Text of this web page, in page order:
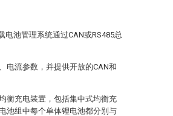
电池管理系统通过CAN或RS485总
电流参数，并提供开放的CAN和
衡充电装置，包括集中式均衡充
池组中每个单体锂电池都分别与